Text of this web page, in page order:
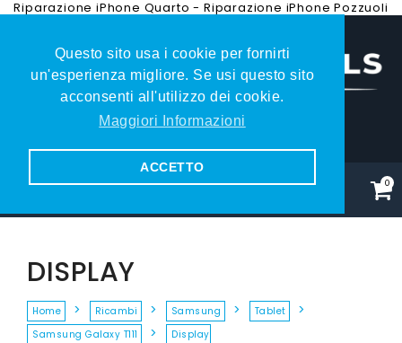
Questo sito usa i cookie per fornirti
un'esperienza migliore. Se usi questo sito
acconsenti all'utilizzo dei cookie.
Maggiori Informazioni
ACCETTO
Riparazione iPhone Quarto - Riparazione iPhone Pozzuoli
0
DISPLAY
Home Ricambi Samsung
Tablet
Samsung Galaxy T111
Display